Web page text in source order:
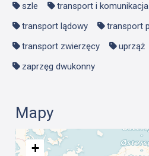
szle
transport i komunikacja
transport lądowy
transport
transport zwierzęcy
uprząż
zaprzęg dwukonny
Mapy
+